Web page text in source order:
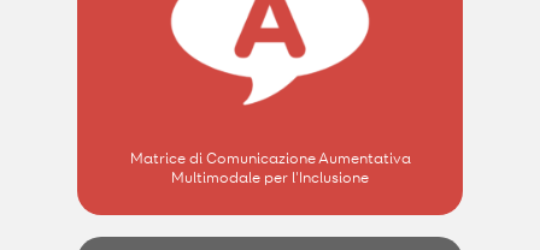
Matrice di Comunicazione Aumentativa
Multimodale per l'Inclusione